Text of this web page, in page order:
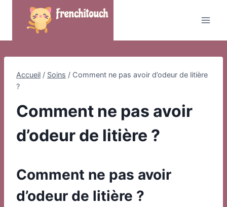
Accueil / Soins / Comment ne pas avoir d’odeur de litière
?
Comment ne pas avoir
d’odeur de litière ?
Comment ne pas avoir
d’odeur de litière ?